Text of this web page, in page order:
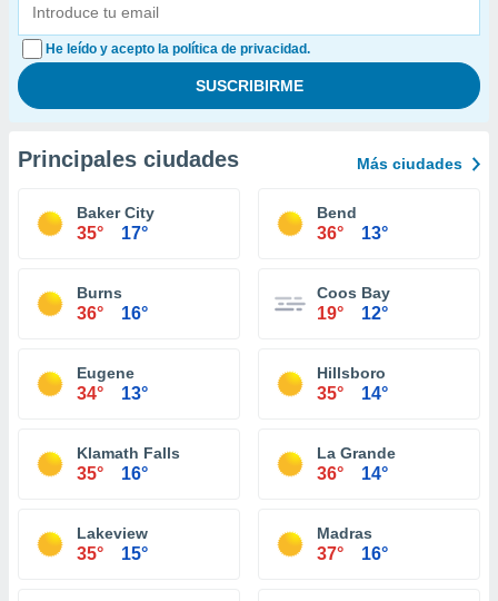
He leído y acepto la política de privacidad.
Principales ciudades Más ciudades
Baker City
35° 17°
Bend
36° 13°
Burns
36° 16°
Coos Bay
19° 12°
Eugene
34° 13°
Hillsboro
35° 14°
Klamath Falls
35° 16°
La Grande
36° 14°
Lakeview
35° 15°
Madras
37° 16°